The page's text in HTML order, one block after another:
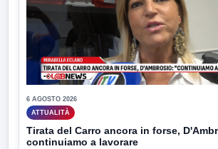
6 AGOSTO 2026
ATTUALITÀ
Tirata del Carro ancora in forse,
continuiamo a lavorare